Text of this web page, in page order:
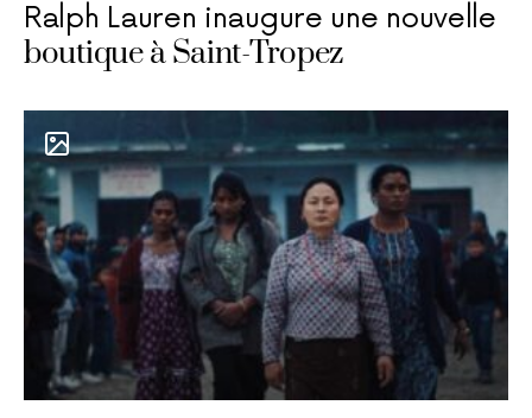
Ralph Lauren inaugure une nouvelle
boutique à Saint-Tropez